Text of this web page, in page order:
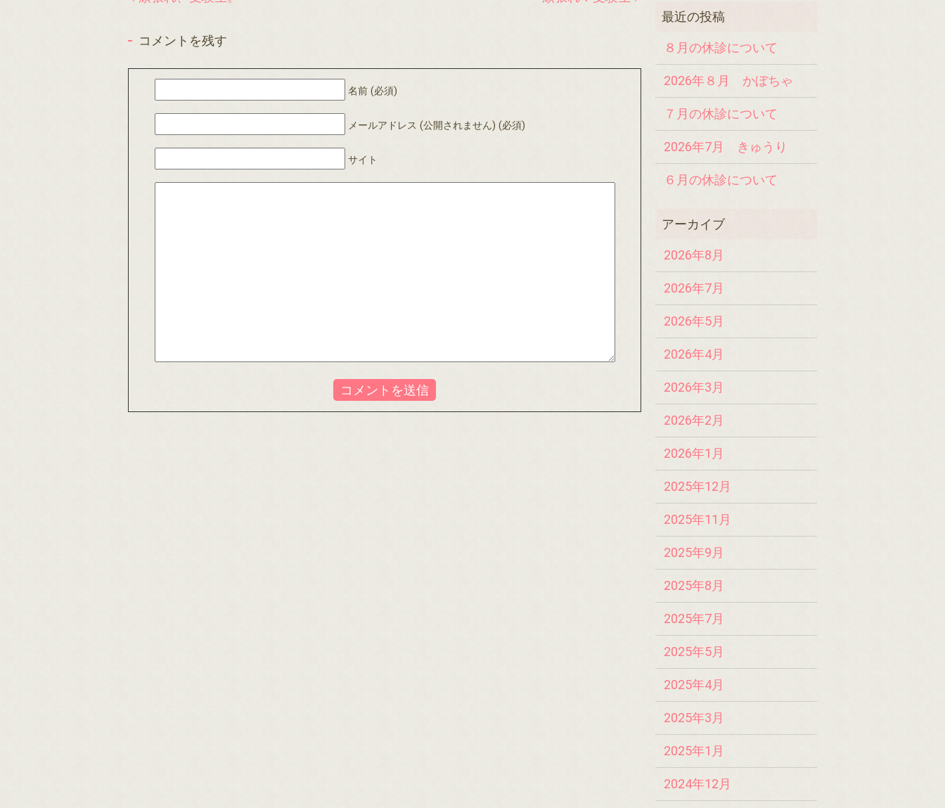
コメントを残す
名前 (必須)
メールアドレス (公開されません) (必須)
サイト
８月の休診について
2026年８月 かぼちゃ
７月の休診について
2026年7月 きゅうり
６月の休診について
2026年8月
2026年7月
2026年5月
2026年4月
2026年3月
2026年2月
2026年1月
2025年12月
2025年11月
2025年9月
2025年8月
2025年7月
2025年5月
2025年4月
2025年3月
2025年1月
2024年12月